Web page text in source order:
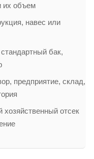
их объем
навес или
бак,
предприятие, склад,
отсек